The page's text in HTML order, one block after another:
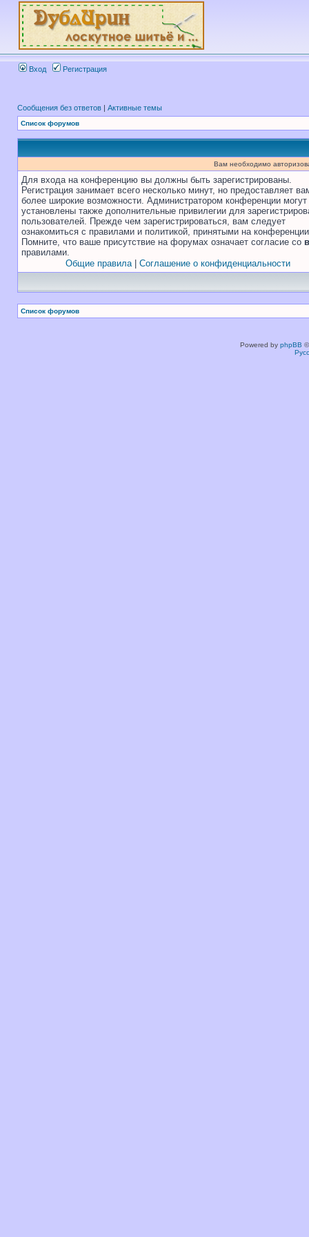
Вход Регистрация
Сообщения без ответов | Активные темы
Список форумов
Вам необходимо
Для входа на конференцию вы должны быть зарегистрированы.
Регистрация занимает всего несколько минут, но предоставляет
более широкие возможности. Администратором конференции
установлены также дополнительные привилегии для
пользователей. Прежде чем зарегистрироваться, вам следует
ознакомиться с правилами и политикой, принятыми на
Помните, что ваше присутствие на форумах означает согласие со
правилами.
Общие правила| Соглашение о конфиденциальности
Список форумов
Powered by phpBB